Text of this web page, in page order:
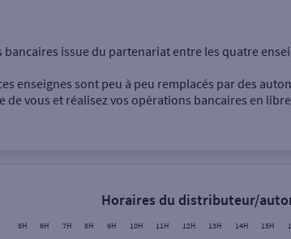
Retrait de monnaie €
issue du partenariat entre les quatre
enseignes sont peu à peu remplacés par des
de vous et réalisez vos opérations bancaires en
Horaires du distributeur/
5H 6H 7H 8H 9H 10H 11H 12H 13H 14H 15H